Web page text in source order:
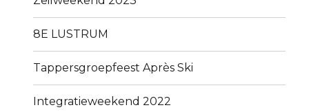
8E LUSTRUM
Tappersgroepfeest Après Ski
Integratieweekend 2022